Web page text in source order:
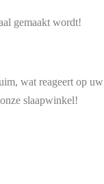
gemaakt wordt!
wat reageert op uw
slaapwinkel!